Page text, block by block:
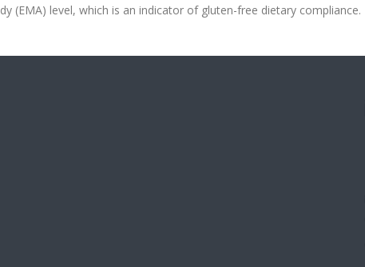
(EMA) level, which is an indicator of gluten-free dietary compliance.